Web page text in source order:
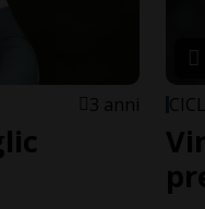
3 anni